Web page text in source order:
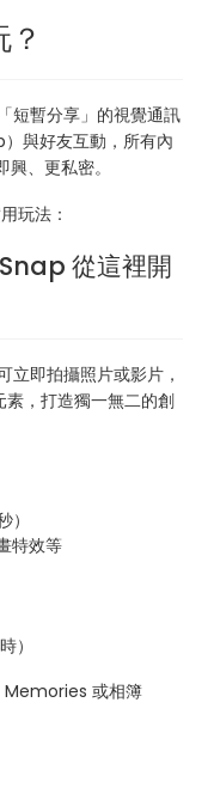
短暫分享」的視覺通訊
與好友互動，所有內
、更私密。
玩法：
從這裡開
即拍攝照片或影片，
素，打造獨一無二的創
特效等
）
Memories 或相簿